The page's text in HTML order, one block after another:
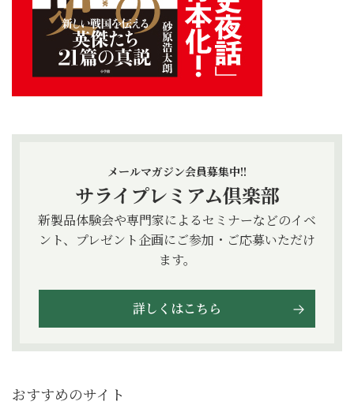
メールマガジン会員募集中!!
サライプレミアム倶楽部
新製品体験会や専門家によるセミナーなどのイベ
ント、プレゼント企画にご参加・ご応募いただけ
ます。
詳しくはこちら
おすすめのサイト